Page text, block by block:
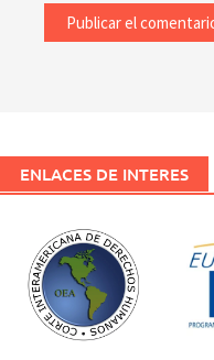
ENLACES DE INTERES